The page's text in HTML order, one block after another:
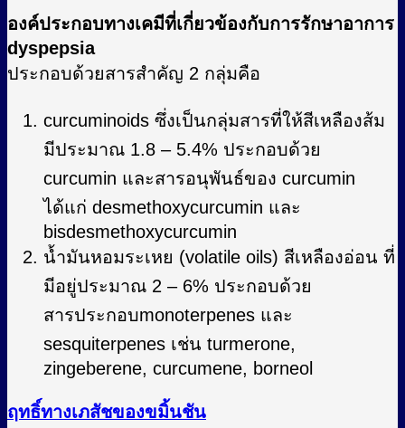
องค์ประกอบทางเคมีที่เกี่ยวข้องกับการรักษาอาการ
dyspepsia
ประกอบด้วยสารสําคัญ 2 กลุ่มคือ
curcuminoids ซึ่งเป็นกลุ่มสารที่ให้สีเหลืองส้ม
มีประมาณ 1.8 – 5.4% ประกอบด้วย
curcumin และสารอนุพันธ์ของ curcumin
ได้แก่ desmethoxycurcumin และ
bisdesmethoxycurcumin
น้ำมันหอมระเหย (volatile oils) สีเหลืองอ่อน ที่
มีอยู่ประมาณ 2 – 6% ประกอบด้วย
สารประกอบmonoterpenes และ
sesquiterpenes เช่น turmerone,
zingeberene, curcumene, borneol
ฤทธิ์ทางเภสัชของขมิ้นชัน